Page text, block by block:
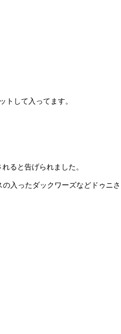
トして入ってます。
ると告げられました。
入ったダックワーズなどドゥニ